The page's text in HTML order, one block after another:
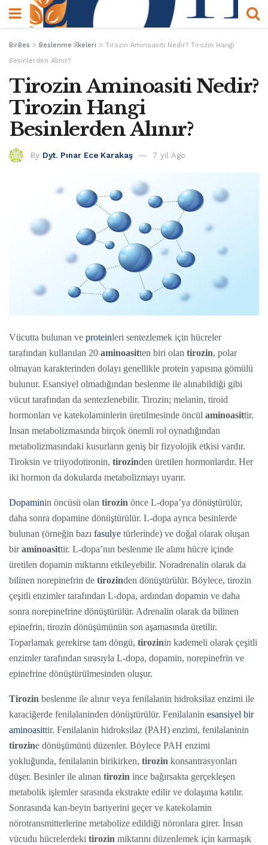
BirBes > Beslenme İlkeleri > Tirozin Aminoasiti Nedir? Tirozin Hangi
Besinlerden Alınır?
Tirozin Aminoasiti Nedir?
Tirozin Hangi
Besinlerden Alınır?
By Dyt. Pınar Ece Karakaş 7 yıl Ago
Vücutta bulunan ve proteinleri sentezlemek için hücreler
tarafından kullanılan 20 aminoasitten biri olan tirozin, polar
olmayan karakterinden dolayı genellikle protein yapısına gömülü
bulunur. Esansiyel olmadığından beslenme ile alınabildiği gibi
vücut tarafından da sentezlenebilir. Tirozin; melanin, tiroid
hormonları ve katekolaminlerin üretilmesinde öncül aminoasittir.
İnsan metabolizmasında birçok önemli rol oynadığından
metabolizmasındaki kusurların geniş bir fizyolojik etkisi vardır.
Tiroksin ve triiyodotironin, tirozinden üretilen hormonlardır. Her
iki hormon da dokularda metabolizmayı uyarır.
Dopaminin öncüsü olan tirozin önce L-dopa’ya dönüştürülür,
daha sonra dopamine dönüştürülür. L-dopa ayrıca besinlerde
bulunan (örneğin bazı fasulye türlerinde) ve doğal olarak oluşan
biraminoasittir. L-dopa’nın beslenme ile alımı hücre içinde
üretilen dopamin miktarını etkileyebilir. Noradrenalin olarak da
bilinen norepinefrin de tirozinden dönüştürülür. Böylece, tirozin
çeşitli enzimler tarafından L-dopa, ardından dopamin ve daha
sonra norepinefrine dönüştürülür. Adrenalin olarak da bilinen
epinefrin, tirozin dönüşümünün son aşamasında üretilir.
Toparlamak gerekirse tam döngü, tirozinin kademeli olarak çeşitli
enzimler tarafından sırasıyla L-dopa, dopamin, norepinefrin ve
epinefrine dönüştürülmesinden oluşur.
Tirozin beslenme ile alınır veya fenilalanin hidroksilaz enzimi ile
karaciğerde fenilalaninden dönüştürülür. Fenilalanin esansiyel bir
aminoasittir. Fenilalanin hidroksilaz (PAH) enzimi, fenilalaninin
tirozine dönüşümünü düzenler. Böylece PAH enzimi
yokluğunda, fenilalanin birikirken, tirozin konsantrasyonları
düşer. Besinler ile alınan tirozin ince bağırsakta gerçekleşen
metabolik işlemler sırasında ekstrakte edilir ve dolaşıma katılır.
Sonrasında kan-beyin bariyerini geçer ve katekolamin
nörotransmitterlerine metabolize edildiği nöronlara girer. İnsan
vücudu hücrelerdeki tirozin miktarını düzenlemek için karmaşık